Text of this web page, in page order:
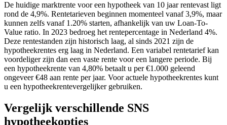
De huidige marktrente voor een hypotheek van 10 jaar rentevast ligt
rond de 4,9%. Rentetarieven beginnen momenteel vanaf 3,9%, maar
kunnen zelfs vanaf 1.20% starten, afhankelijk van uw Loan-To-
Value ratio. In 2023 bedroeg het rentepercentage in Nederland 4%.
Deze rentestanden zijn historisch laag, al sinds 2021 zijn de
hypotheekrentes erg laag in Nederland. Een variabel rentetarief kan
voordeliger zijn dan een vaste rente voor een langere periode. Bij
een hypotheekrente van 4,80% betaalt u per €1.000 geleend
ongeveer €48 aan rente per jaar. Voor actuele hypotheekrentes kunt
u een hypotheekrentevergelijker gebruiken.
Vergelijk verschillende SNS
hypotheekopties